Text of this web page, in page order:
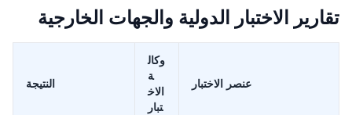
تقارير الاختبار الدولية والجهات الخارجية
عنصر الاختبار
وكال
ة
الاخ
تبار
النتيجة